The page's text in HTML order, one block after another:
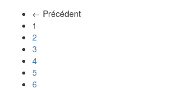
← Précédent
1
2
3
4
5
6